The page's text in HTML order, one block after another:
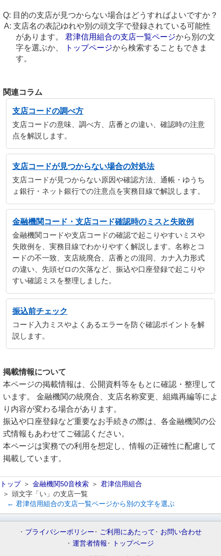
目的の支店が見つからない場合はどうすればよいですか？
支店名の表記ゆれや別の頭文字で登録されている可能性
があります。 君津信用組合の支店一覧ページから別の文
字を選ぶか、
トップページから検索することもできま
す。
関連コラム
支店コードの調べ方
支店コードの意味、調べ方、店番との違い、確認時の注意
点を解説します。
支店コードが見つからない場合の対処法
支店コードが見つからない原因や確認方法、通帳・ゆうち
ょ銀行・ネット銀行での注意点を実務目線で解説します。
金融機関コード・支店コード確認時のミスと失敗例
金融機関コードや支店コードの確認で起こりやすいミスや
失敗例を、実務目線でわかりやすく解説します。名称とコ
ードの不一致、支店統廃合、店番との混同、カナ入力形式
の違い、先頭ゼロの欠落など、振込や口座登録で起こりや
すい確認ミスを整理しました。
振込前チェック
コード入力ミスやよくあるエラーを防ぐ確認ポイントを解
説します。
掲載情報について
本ページの掲載情報は、公開資料等をもとに確認・整理して
います。 金融機関の統廃合、支店名称変更、組織再編等によ
り内容が変わる場合があります。
振込や口座登録など重要なお手続きの際は、各金融機関の公
式情報もあわせてご確認ください。
本ページは実務での利用を想定し、情報の正確性に配慮して
掲載しています。
トップ 金融機関50音検索
君津信用組合
頭文字「い」の支店一覧
← 君津信用組合の支店一覧ページから別の文字を選ぶ
プライバシーポリシー ご利用にあたって
お問い合わせ
運営者情報
トップページ